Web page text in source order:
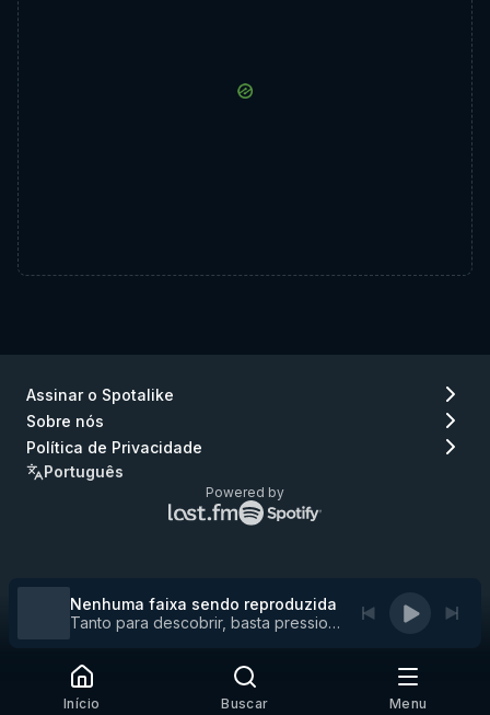
Assinar o Spotalike
Sobre nós
Política de Privacidade
Português
Powered by
Logo
do
para
Lastfm)
para
Spotify)
Nenhuma faixa sendo reproduzida
Tanto para descobrir, basta pressionar play
Início Buscar Menu